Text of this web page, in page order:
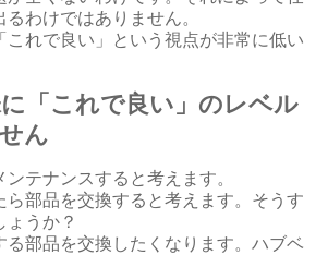
わけではありません。
これで良い」という視点が非常に低い
「これで良い」のレベル
ん
テナンスすると考えます。
ら部品を交換すると考えます。そうす
ょうか？
る部品を交換したくなります。ハブベ